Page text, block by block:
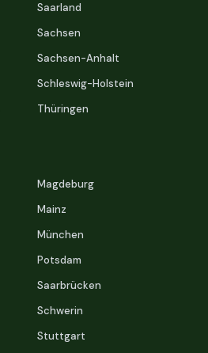
Saarland
Sachsen
Sachsen-Anhalt
Schleswig-Holstein
Thüringen
Magdeburg
Mainz
München
Potsdam
Saarbrücken
Schwerin
Stuttgart